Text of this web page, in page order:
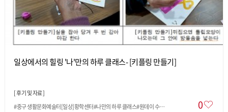
일상에서의 힐링 '나'만의 하루 클래스- [키플링 만들기]
[후기 및 자료]
#중구 생활문화예술터[일상]황학센터#나만의 하루 클래스#원데이 수…
0